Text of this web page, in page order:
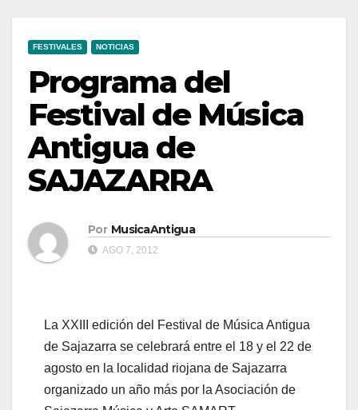
FESTIVALES NOTICIAS
Programa del
Festival de Música
Antigua de
SAJAZARRA
Por MusicaAntigua
AGO 7, 2012
La XXIII edición del Festival de Música Antigua
de Sajazarra se celebrará entre el 18 y el 22 de
agosto en la localidad riojana de Sajazarra
organizado un año más por la Asociación de